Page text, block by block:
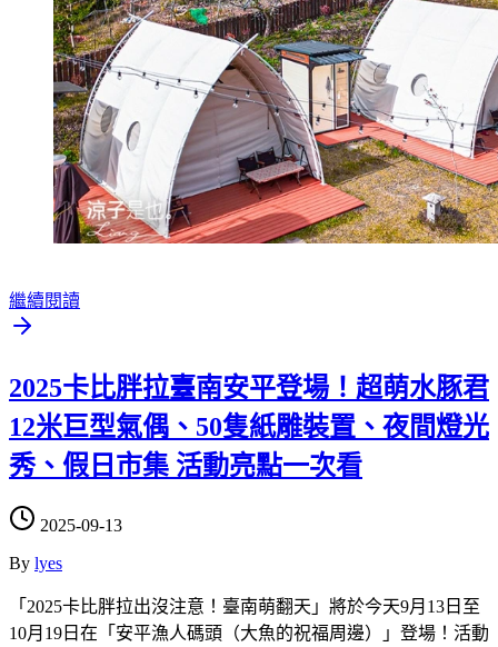
繼續閱讀
2025卡比胖拉臺南安平登場！超萌水豚君
12米巨型氣偶、50隻紙雕裝置、夜間燈光
秀、假日市集 活動亮點一次看
2025-09-13
By lyes
「2025卡比胖拉出沒注意！臺南萌翻天」將於今天9月13日至
10月19日在「安平漁人碼頭（大魚的祝福周邊）」登場！活動